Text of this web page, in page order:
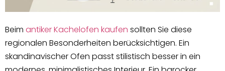
Beim antiker Kachelofen kaufen sollten Sie diese
regionalen Besonderheiten berücksichtigen. Ein
skandinavischer Ofen passt stilistisch besser in ein